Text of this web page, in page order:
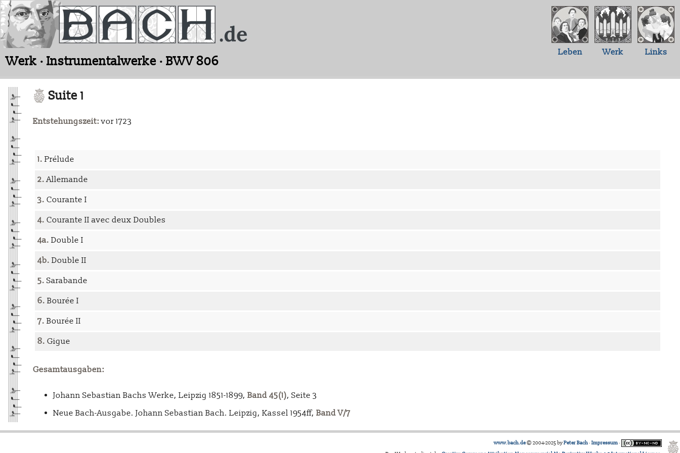
Werk · Instrumentalwerke · BWV 806
Leben Werk Links
Suite 1
Entstehungszeit: vor 1723
1. Prélude
2.Allemande
3. Courante I
4. Courante II avec deux Doubles
4a. Double I
4b. Double II
5. Sarabande
6. Bourée I
7. Bourée II
8. Gigue
Gesamtausgaben:
Johann Sebastian Bachs Werke, Leipzig 1851-1899, Band 45(1), Seite 3
Neue Bach-Ausgabe. Johann Sebastian Bach. Leipzig, Kassel 1954ff, Band V/7
www.bach.de© 2004-2025 byPeter Bach· Impressum·